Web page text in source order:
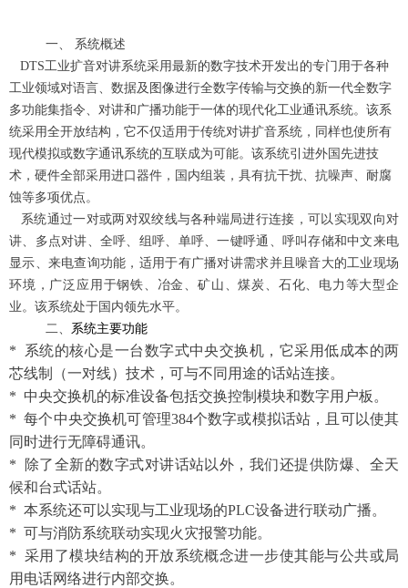
一、 系统概述
DTS工业扩音对讲系统采用最新的数字技术开发出的专门用于各种
工业领域对语言、数据及图像进行全数字传输与交换的新一代全数字
多功能集指令、对讲和广播功能于一体的现代化工业通讯系统。该系
统采用全开放结构，它不仅适用于传统对讲扩音系统，同样也使所有
现代模拟或数字通讯系统的互联成为可能。该系统引进外国先进技
术，硬件全部采用进口器件，国内组装，具有抗干扰、抗噪声、耐腐
蚀等多项优点。
系统通过一对或两对双绞线与各种端局进行连接，可以实现双向对
讲、多点对讲、全呼、组呼、单呼、一键呼通、呼叫存储和中文来电
显示、来电查询功能，适用于有广播对讲需求并且噪音大的工业现场
环境，广泛应用于钢铁、冶金、矿山、煤炭、石化、电力等大型企
业。该系统处于国内领先水平。
二、 系统主要功能
* 系统的核心是一台数字式中央交换机，它采用低成本的两
芯线制（一对线）技术，可与不同用途的话站连接。
* 中央交换机的标准设备包括交换控制模块和数字用户板。
* 每个中央交换机可管理384个数字或模拟话站，且可以使其
同时进行无障碍通讯。
* 除了全新的数字式对讲话站以外，我们还提供防爆、全天
候和台式话站。
* 本系统还可以实现与工业现场的PLC设备进行联动广播。
* 可与消防系统联动实现火灾报警功能。
* 采用了模块结构的开放系统概念进一步使其能与公共或局
用电话网络进行内部交换。